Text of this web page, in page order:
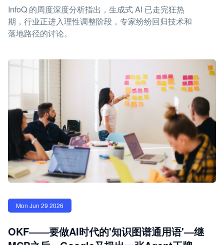
InfoQ 的周度深度分析指出，生成式 AI 已走完狂热
期，行业正进入理性调整阶段，专家纷纷回归技术和
落地路径的讨论。
Mon Jun 29 2026
OKF——要做AI时代的'知识图谱通用语'—继